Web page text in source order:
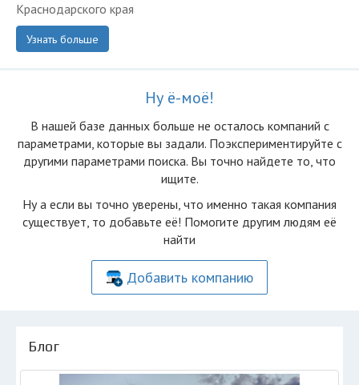
Краснодарского края
Узнать больше
Ну ё-моё!
В нашей базе данных больше не осталоcь компаний с
параметрами, которые вы задали. Поэкспериментируйте с
другими параметрами поиска. Вы точно найдете то, что
ищите.
Ну а если вы точно уверены, что именно такая компания
существует, то добавьте её! Помогите другим людям её
найти
Добавить компанию
Блог